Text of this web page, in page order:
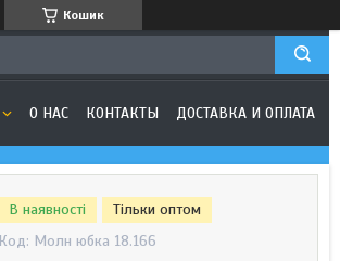
Кошик
О НАС КОНТАКТЫ ДОСТАВКА И ОПЛАТА
В наявності
Тільки оптом
Код: Молн юбка 18.166